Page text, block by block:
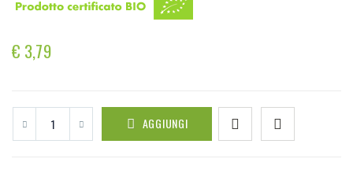
€ 3,79
AGGIUNGI